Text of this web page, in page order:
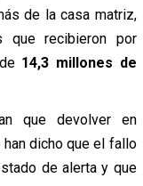
de la casa matriz,
que recibieron por
14,3 millones de
que devolver en
han dicho que el fallo
de alerta y que